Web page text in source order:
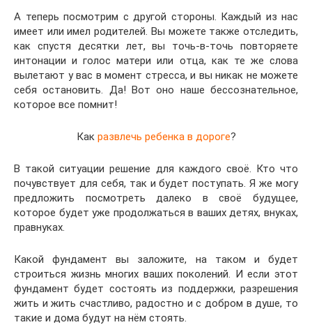
А теперь посмотрим с другой стороны. Каждый из нас
имеет или имел родителей. Вы можете также отследить,
как спустя десятки лет, вы точь-в-точь повторяете
интонации и голос матери или отца, как те же слова
вылетают у вас в момент стресса, и вы никак не можете
себя остановить. Да! Вот оно наше бессознательное,
которое все помнит!
Как развлечь ребенка в дороге?
В такой ситуации решение для каждого своё. Кто что
почувствует для себя, так и будет поступать. Я же могу
предложить посмотреть далеко в своё будущее,
которое будет уже продолжаться в ваших детях, внуках,
правнуках.
Какой фундамент вы заложите, на таком и будет
строиться жизнь многих ваших поколений. И если этот
фундамент будет состоять из поддержки, разрешения
жить и жить счастливо, радостно и с добром в душе, то
такие и дома будут на нём стоять.